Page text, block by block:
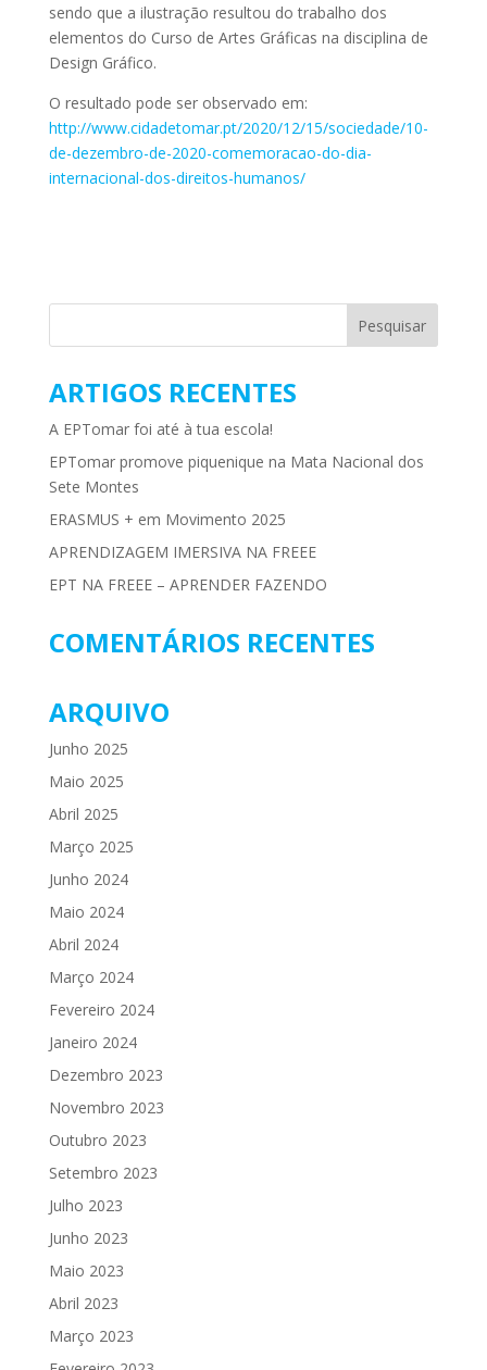
sendo que a ilustração resultou do trabalho dos
elementos do Curso de Artes Gráficas na disciplina de
Design Gráfico.
O resultado pode ser observado em:
http://www.cidadetomar.pt/2020/12/15/sociedade/10-
de-dezembro-de-2020-comemoracao-do-dia-
internacional-dos-direitos-humanos/
ARTIGOS RECENTES
A EPTomar foi até à tua escola!
EPTomar promove piquenique na Mata Nacional dos
Sete Montes
ERASMUS + em Movimento 2025
APRENDIZAGEM IMERSIVA NA FREEE
EPT NA FREEE – APRENDER FAZENDO
COMENTÁRIOS RECENTES
ARQUIVO
Junho 2025
Maio 2025
Abril 2025
Março 2025
Junho 2024
Maio 2024
Abril 2024
Março 2024
Fevereiro 2024
Janeiro 2024
Dezembro 2023
Novembro 2023
Outubro 2023
Setembro 2023
Julho 2023
Junho 2023
Maio 2023
Abril 2023
Março 2023